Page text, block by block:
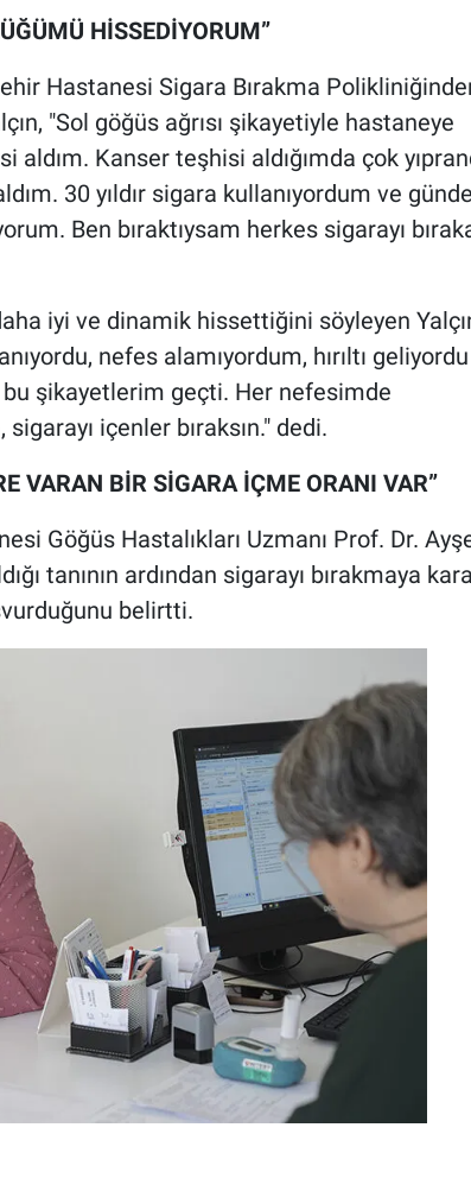
HİSSEDİYORUM”
Hastanesi Sigara Bırakma
"Sol göğüs ağrısı şikayetiyle hastaneye
Kanser teşhisi aldığımda çok
30 yıldır sigara kullanıyordum ve
Ben bıraktıysam herkes sigarayı
iyi ve dinamik hissettiğini söyleyen
nefes alamıyordum, hırıltı geliyordu
şikayetlerim geçti. Her nefesimde
içenler bıraksın." dedi.
VARAN BİR SİGARA İÇME ORANI VAR”
Göğüs Hastalıkları Uzmanı Prof. Dr.
tanının ardından sigarayı bırakmaya
belirtti.